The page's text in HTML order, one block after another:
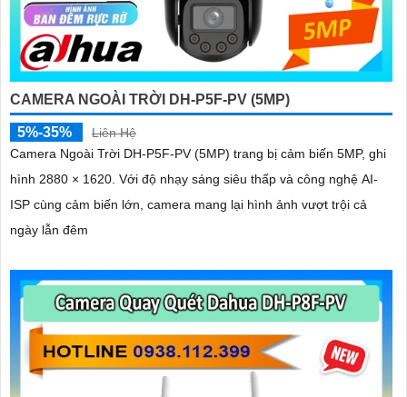
CAMERA NGOÀI TRỜI DH-P5F-PV (5MP)
5%-35%
Liên Hệ
Camera Ngoài Trời DH-P5F-PV (5MP) trang bị cảm biến 5MP, ghi
hình 2880 × 1620. Với độ nhạy sáng siêu thấp và công nghệ AI-
ISP cùng cảm biến lớn, camera mang lại hình ảnh vượt trội cả
ngày lẫn đêm